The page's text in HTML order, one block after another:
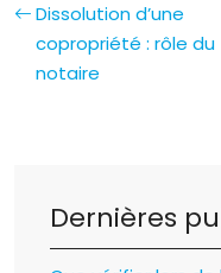
Dissolution d’une
copropriété : rôle du
notaire
Dernières